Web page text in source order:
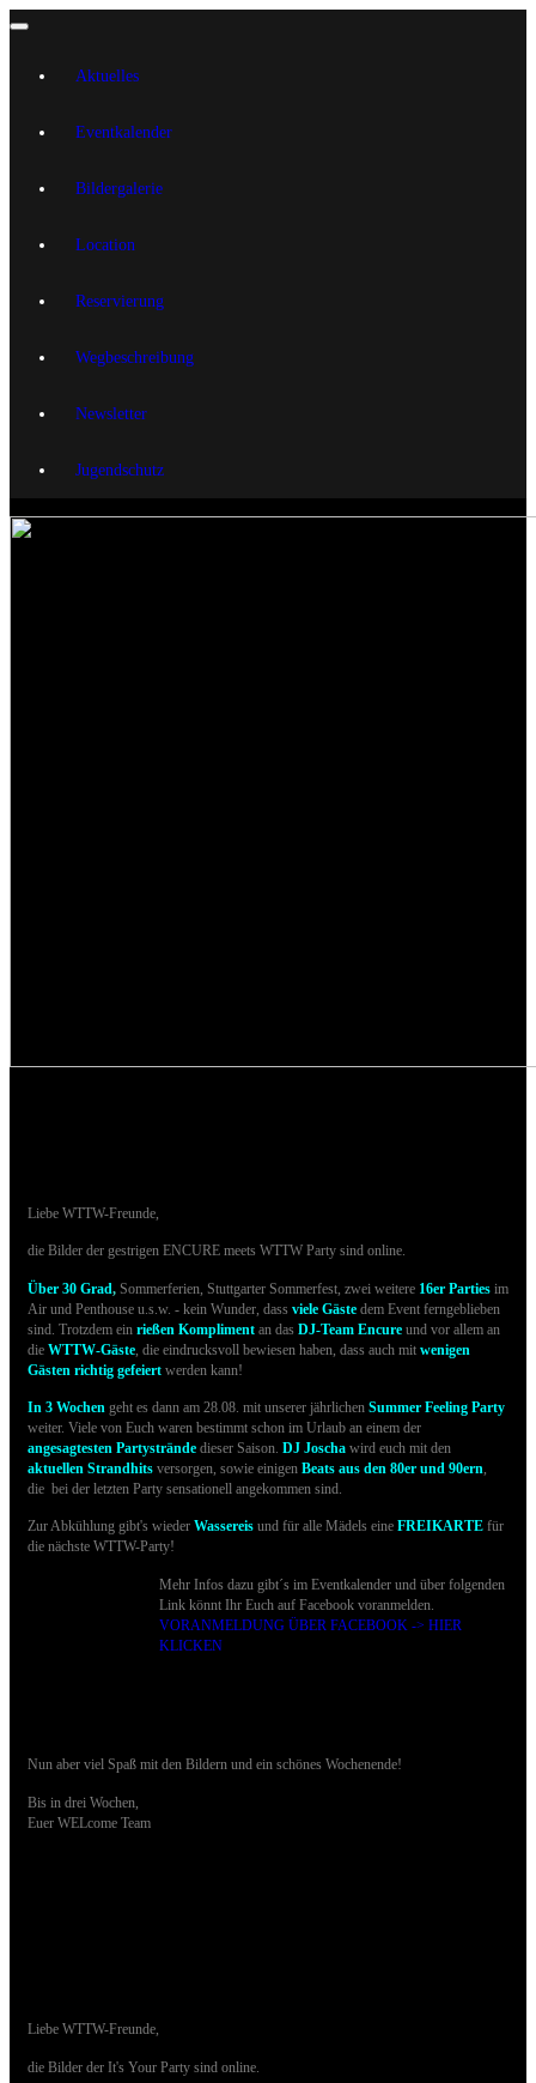
Aktuelles
Eventkalender
Bildergalerie
Location
Reservierung
Wegbeschreibung
Newsletter
Jugendschutz
Liebe WTTW-Freunde,
die Bilder der gestrigen ENCURE meets WTTW Party sind online.
Über 30 Grad, Sommerferien, Stuttgarter Sommerfest, zwei weitere 16er Parties im
Air und Penthouse u.s.w. - kein Wunder, dass viele Gäste dem Event ferngeblieben
sind. Trotzdem ein rießen Kompliment an das DJ-Team Encure und vor allem an
die WTTW-Gäste , die eindrucksvoll bewiesen haben, dass auch mit wenigen
Gästen richtig gefeiert werden kann!
In 3 Wochen geht es dann am 28.08. mit unserer jährlichen Summer Feeling Party
weiter. Viele von Euch waren bestimmt schon im Urlaub an einem der
angesagtesten Partystrände dieser Saison. DJ Joscha wird euch mit den
aktuellen Strandhits versorgen, sowie einigen Beats aus den 80er und 90ern,
die bei der letzten Party sensationell angekommen sind.
Zur Abkühlung gibt's wieder Wassereis und für alle Mädels eine FREIKARTE für
die nächste WTTW-Party!
Mehr Infos dazu gibt´s im Eventkalender und über folgenden
Link könnt Ihr Euch auf Facebook voranmelden.
VORANMELDUNG ÜBER FACEBOOK -> HIER
KLICKEN
Nun aber viel Spaß mit den Bildern und ein schönes Wochenende!
Bis in drei Wochen,
Euer WELcome Team
Liebe WTTW-Freunde,
die Bilder der It's Your Party sind online.